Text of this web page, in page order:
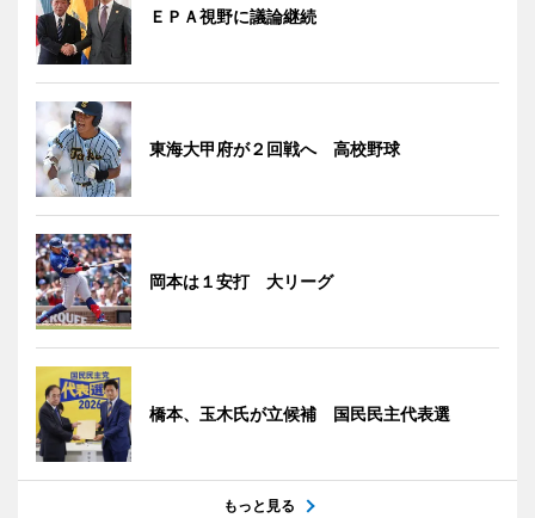
ＥＰＡ視野に議論継続
東海大甲府が２回戦へ 高校野球
岡本は１安打 大リーグ
橋本、玉木氏が立候補 国民民主代表選
もっと見る